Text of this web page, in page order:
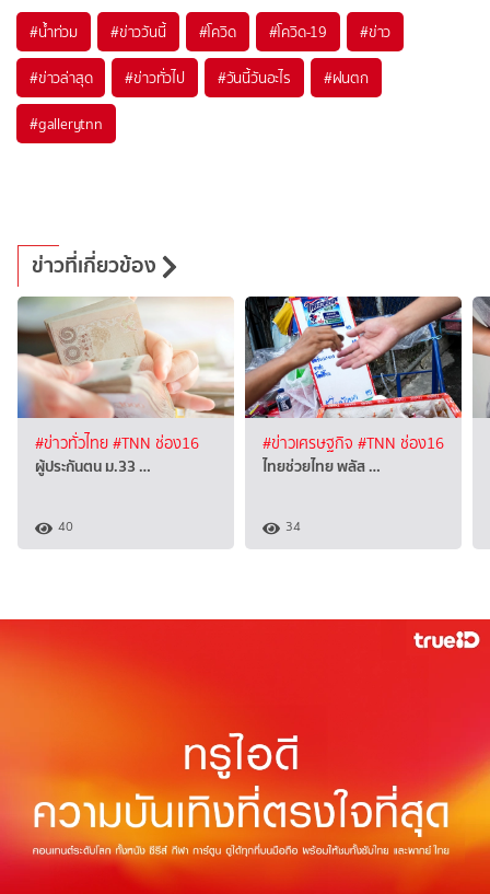
#น้ำท่วม #ข่าววันนี้ #โควิด #โควิด-19 #ข่าว
#ข่าวล่าสุด #ข่าวทั่วไป #วันนี้วันอะไร #ฝนตก
#gallerytnn
ข่าวที่เกี่ยวข้อง
#ข่าวทั่วไทย#TNN ช่อง16
ผู้ประกันตน ม.33 …
40
#ข่าวเศรษฐกิจ #TNN ช่อง16
ไทยช่วยไทย พลัส …
34